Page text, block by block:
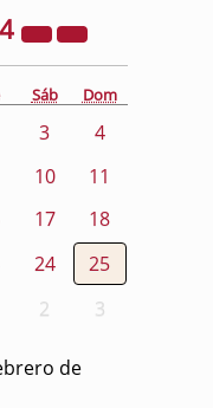
Sáb Dom
3
4
10
11
17
18
24
25
2 3
de